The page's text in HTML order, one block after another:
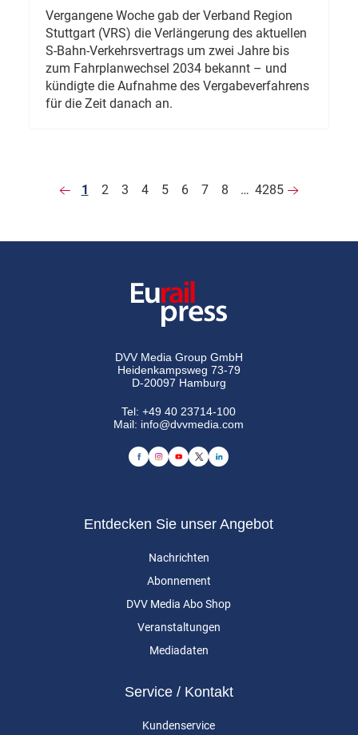
Vergangene Woche gab der Verband Region
Stuttgart (VRS) die Verlängerung des aktuellen
S-Bahn-Verkehrsvertrags um zwei Jahre bis
zum Fahrplanwechsel 2034 bekannt – und
kündigte die Aufnahme des Vergabeverfahrens
für die Zeit danach an.
1 2 3 4 5 6 7 8 … 4285
DVV Media Group GmbH
Heidenkampsweg 73-79
D-20097 Hamburg
Tel:+49 40 23714-100
Mail: info@dvvmedia.com
Entdecken Sie unser Angebot
Nachrichten
Abonnement
DVV Media Abo Shop
Veranstaltungen
Mediadaten
Service / Kontakt
Kundenservice